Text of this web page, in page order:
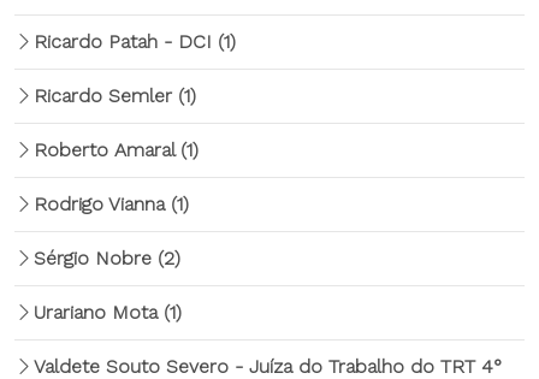
Ricardo Patah - DCI (1)
Ricardo Semler (1)
Roberto Amaral (1)
Rodrigo Vianna (1)
Sérgio Nobre (2)
Urariano Mota (1)
Valdete Souto Severo - Juíza do Trabalho do TRT 4°